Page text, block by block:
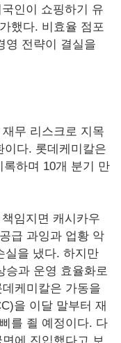
인이 쇼핑하기 유
했다. 비효율 점포
영 전략이 결실을
무 리스크로 지목
이다. 롯데케미칼은
하며 10개 분기 만
임지면 캐시카우
급 과잉과 업황 악
실을 냈다. 하지만
승과 운영 효율화로
케미칼은 가동을
을 이달 말부터 재
를 죌 예정이다. 다